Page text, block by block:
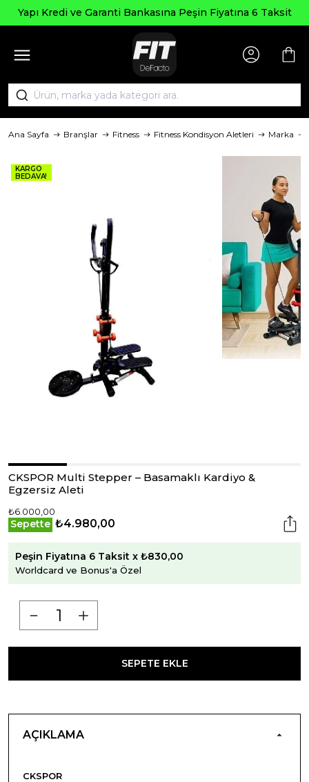
Yapı Kredi ve Garanti Bankasına Peşin Fiyatına 6 Taksit
Ana Sayfa Branşlar Fitness Fitness Kondisyon Aletleri Marka
KARGO
BEDAVA!
CKSPOR Multi Stepper – Basamaklı Kardiyo &
Egzersiz Aleti
₺6.000,00
Sepette ₺4.980,00
Peşin Fiyatına 6 Taksit x ₺830,00
Worldcard ve Bonus'a Özel
SEPETE EKLE
AÇIKLAMA
CKSPOR